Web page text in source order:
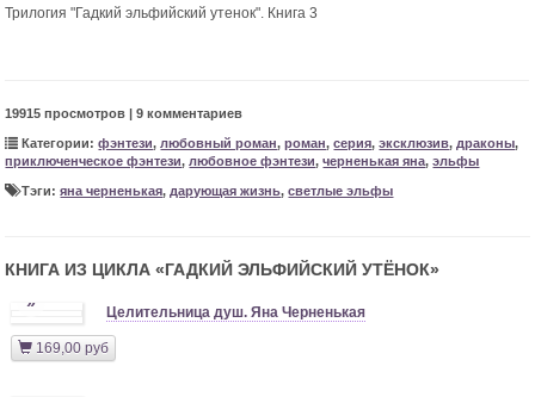
Трилогия "Гадкий эльфийский утенок". Книга 3
19915 просмотров | 9 комментариев
Категории:фэнтези, любовный роман,роман,серия,эксклюзив, драконы,
приключенческое фэнтези, любовное фэнтези,черненькая яна,эльфы
Тэги:яна черненькая, дарующая жизнь,светлые эльфы
КНИГА ИЗ ЦИКЛА «ГАДКИЙ ЭЛЬФИЙСКИЙ УТЁНОК»
»
Целительница душ. Яна Черненькая
169,00 руб